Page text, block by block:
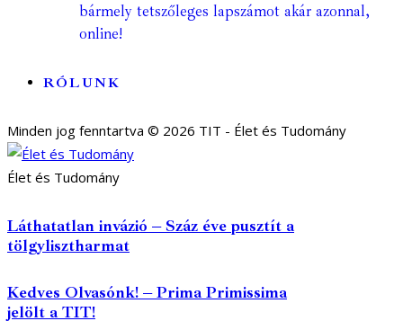
bármely tetszőleges lapszámot akár azonnal,
online!
RÓLUNK
Minden jog fenntartva © 2026 TIT - Élet és Tudomány
Élet és Tudomány
Láthatatlan invázió – Száz éve pusztít a
tölgylisztharmat
Kedves Olvasónk! – Prima Primissima
jelölt a TIT!